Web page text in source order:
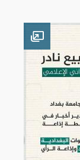
image